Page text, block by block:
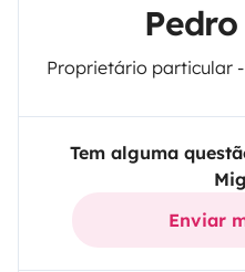
Proprietário particular
Tem alguma
Enviar